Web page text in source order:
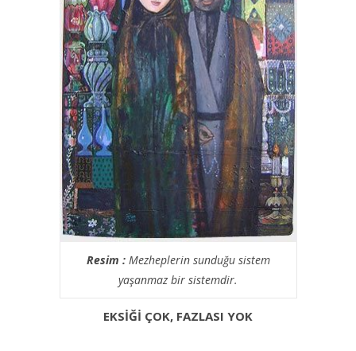
Resim :Mezheplerin sunduğu sistem
yaşanmaz bir sistemdir.
EKSİĞİ ÇOK, FAZLASI YOK